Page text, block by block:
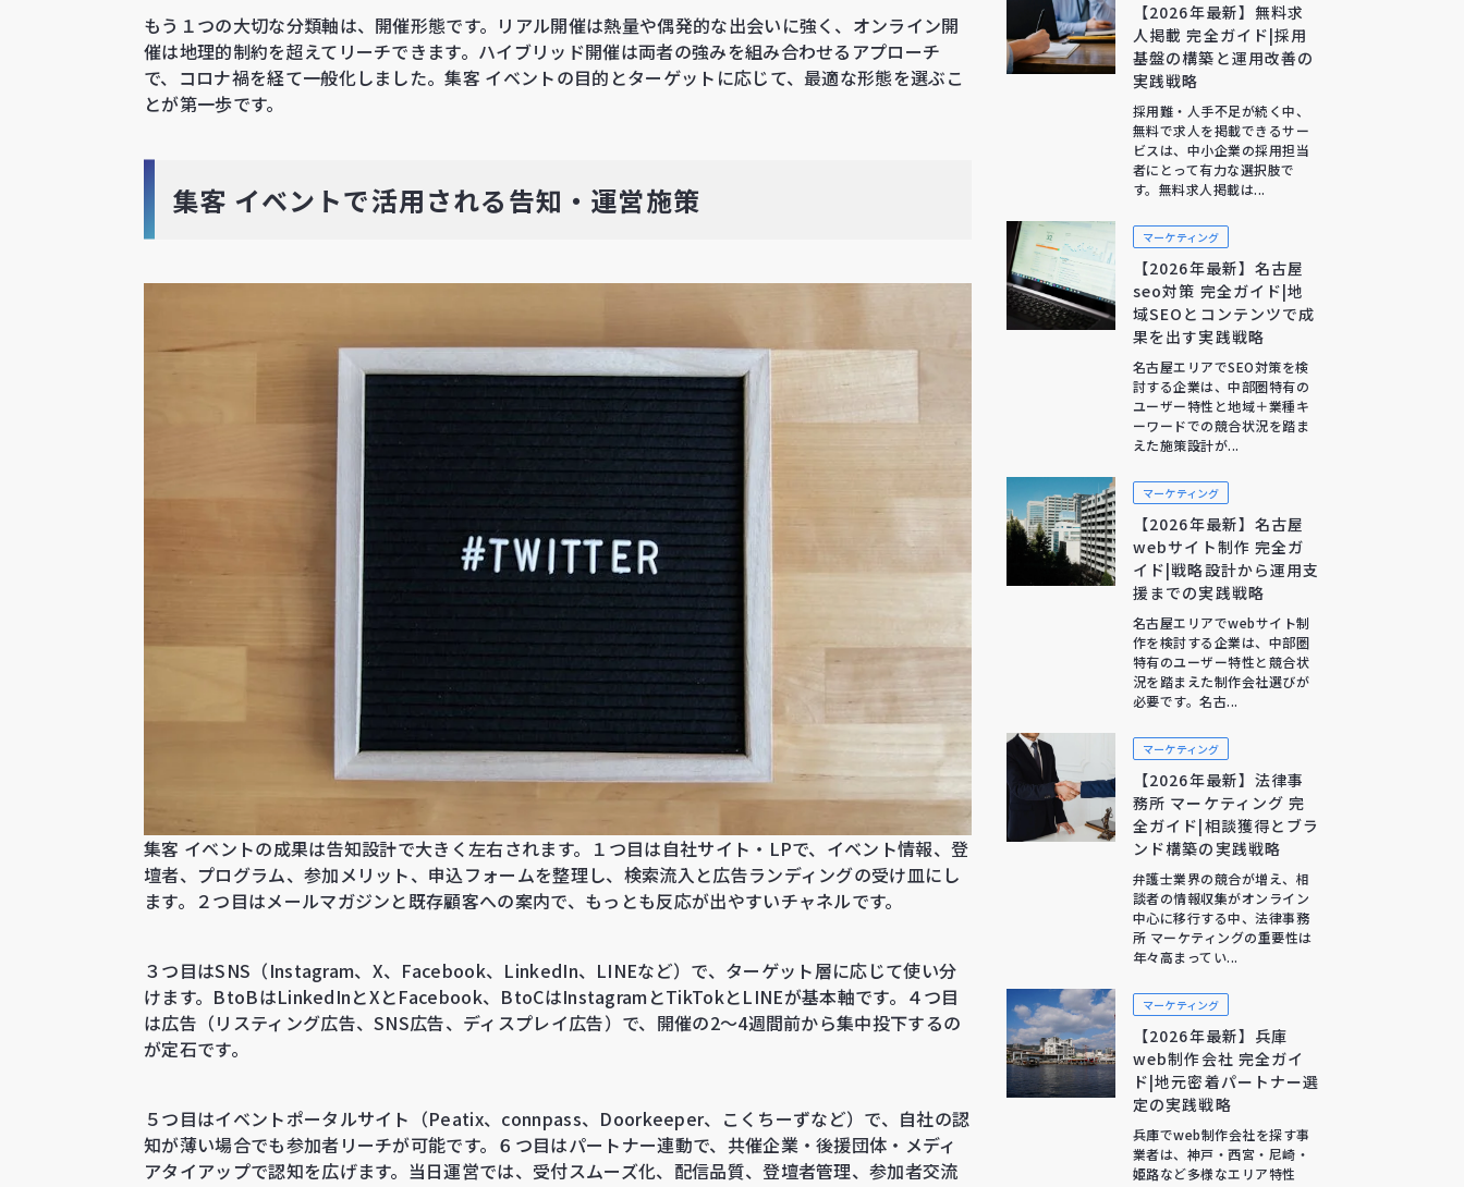
もう１つの大切な分類軸は、開催形態です。リアル開催は熱量や偶発的な出会いに強く、オンライン開
催は地理的制約を超えてリーチできます。ハイブリッド開催は両者の強みを組み合わせるアプローチ
で、コロナ禍を経て一般化しました。集客 イベントの目的とターゲットに応じて、最適な形態を選ぶこ
とが第一歩です。
集客 イベントで活用される告知・運営施策
集客 イベントの成果は告知設計で大きく左右されます。１つ目は自社サイト・LPで、イベント情報、登
壇者、プログラム、参加メリット、申込フォームを整理し、検索流入と広告ランディングの受け皿にし
ます。２つ目はメールマガジンと既存顧客への案内で、もっとも反応が出やすいチャネルです。
３つ目はSNS（Instagram、X、Facebook、LinkedIn、LINEなど）で、ターゲット層に応じて使い分
けます。BtoBはLinkedInとXとFacebook、BtoCはInstagramとTikTokとLINEが基本軸です。４つ目
は広告（リスティング広告、SNS広告、ディスプレイ広告）で、開催の2〜4週間前から集中投下するの
が定石です。
５つ目はイベントポータルサイト（Peatix、connpass、Doorkeeper、こくちーずなど）で、自社の認
知が薄い場合でも参加者リーチが可能です。６つ目はパートナー連動で、共催企業・後援団体・メディ
アタイアップで認知を広げます。当日運営では、受付スムーズ化、配信品質、登壇者管理、参加者交流
【2026年最新】無料求
人掲載 完全ガイド|採用
基盤の構築と運用改善の
実践戦略
採用難・人手不足が続く中、
無料で求人を掲載できるサー
ビスは、中小企業の採用担当
者にとって有力な選択肢で
す。無料求人掲載は...
マーケティング
【2026年最新】名古屋
seo対策 完全ガイド|地
域SEOとコンテンツで成
果を出す実践戦略
名古屋エリアでSEO対策を検
討する企業は、中部圏特有の
ユーザー特性と地域＋業種キ
ーワードでの競合状況を踏ま
えた施策設計が...
マーケティング
【2026年最新】名古屋
webサイト制作 完全ガ
イド|戦略設計から運用支
援までの実践戦略
名古屋エリアでwebサイト制
作を検討する企業は、中部圏
特有のユーザー特性と競合状
況を踏まえた制作会社選びが
必要です。名古...
マーケティング
【2026年最新】法律事
務所 マーケティング 完
全ガイド|相談獲得とブラ
ンド構築の実践戦略
弁護士業界の競合が増え、相
談者の情報収集がオンライン
中心に移行する中、法律事務
所 マーケティングの重要性は
年々高まってい...
マーケティング
【2026年最新】兵庫
web制作会社 完全ガイ
ド|地元密着パートナー選
定の実践戦略
兵庫でweb制作会社を探す事
業者は、神戸・西宮・尼崎・
姫路など多様なエリア特性